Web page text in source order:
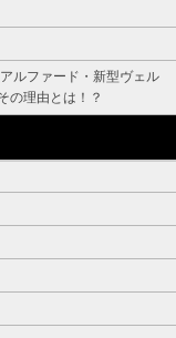
ルファード・新型ヴェル
の理由とは！？